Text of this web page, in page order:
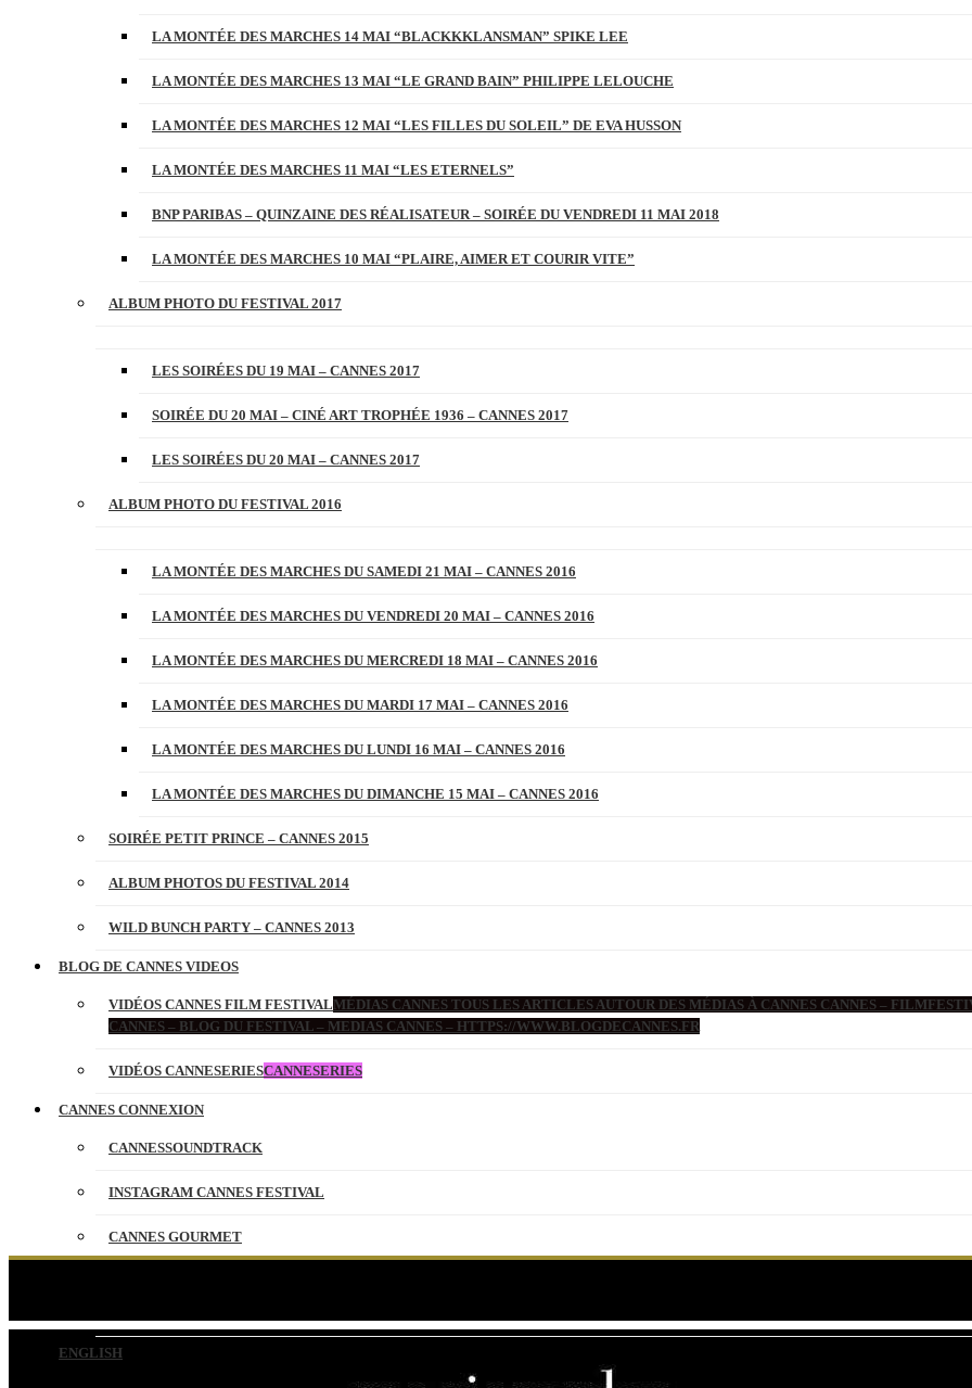
LA MONTÉE DES MARCHES 14 MAI “BLACKKKLANSMAN” SPIKE LEE
LA MONTÉE DES MARCHES 13 MAI “LE GRAND BAIN” PHILIPPE LELOUCHE
LA MONTÉE DES MARCHES 12 MAI “LES FILLES DU SOLEIL” DE EVA HUSSON
LA MONTÉE DES MARCHES 11 MAI “LES ETERNELS”
BNP PARIBAS – QUINZAINE DES RÉALISATEUR – SOIRÉE DU VENDREDI 11 MAI 2018
LA MONTÉE DES MARCHES 10 MAI “PLAIRE, AIMER ET COURIR VITE”
ALBUM PHOTO DU FESTIVAL 2017
LES SOIRÉES DU 19 MAI – CANNES 2017
SOIRÉE DU 20 MAI – CINÉ ART TROPHÉE 1936 – CANNES 2017
LES SOIRÉES DU 20 MAI – CANNES 2017
ALBUM PHOTO DU FESTIVAL 2016
LA MONTÉE DES MARCHES DU SAMEDI 21 MAI – CANNES 2016
LA MONTÉE DES MARCHES DU VENDREDI 20 MAI – CANNES 2016
LA MONTÉE DES MARCHES DU MERCREDI 18 MAI – CANNES 2016
LA MONTÉE DES MARCHES DU MARDI 17 MAI – CANNES 2016
LA MONTÉE DES MARCHES DU LUNDI 16 MAI – CANNES 2016
LA MONTÉE DES MARCHES DU DIMANCHE 15 MAI – CANNES 2016
SOIRÉE PETIT PRINCE – CANNES 2015
ALBUM PHOTOS DU FESTIVAL 2014
WILD BUNCH PARTY – CANNES 2013
BLOG DE CANNES VIDEOS
VIDÉOS CANNES FILM FESTIVALMÉDIAS CANNES TOUS LES ARTICLES AUTOUR DES MÉDIAS À CANNES CANNES –
CANNES – BLOG DU FESTIVAL – MEDIAS CANNES – HTTPS://WWW.BLOGDECANNES.FR
VIDÉOS CANNESERIESCANNESERIES
CANNES CONNEXION
CANNESSOUNDTRACK
INSTAGRAM CANNES FESTIVAL
CANNES GOURMET
ENGLISH